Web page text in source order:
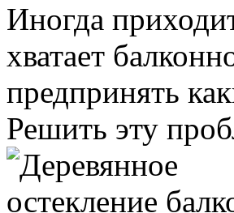
Иногда
хватает
предпринять
Решить эту